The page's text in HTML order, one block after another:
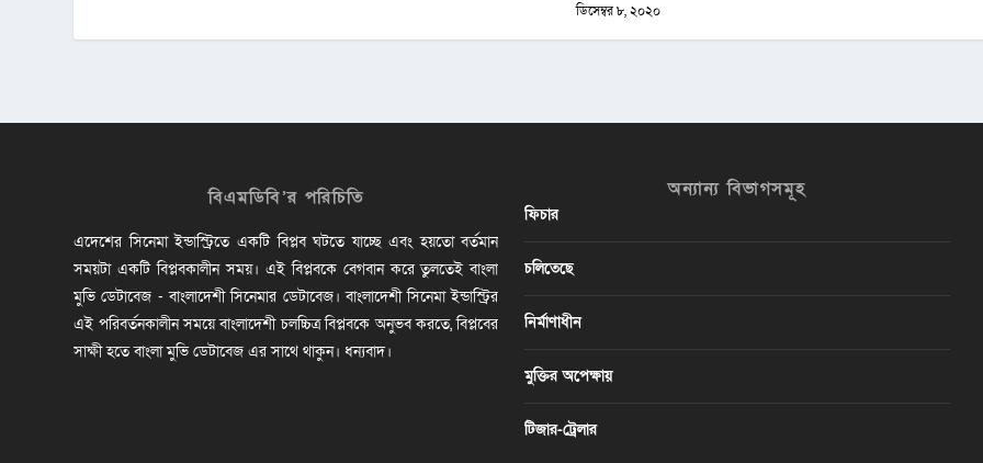
ডিসেম্বর ৮, ২০২০
বিএমডিবি’র পরিচিতি
এদেশের সিনেমা ইন্ডাস্ট্রিতে একটি বিপ্লব ঘটতে যাচ্ছে এবং হয়তো বর্তমান
সময়টা একটি বিপ্লবকালীন সময়। এই বিপ্লবকে বেগবান করে তুলতেই বাংলা
মুভি ডেটাবেজ - বাংলাদেশী সিনেমার ডেটাবেজ। বাংলাদেশী সিনেমা ইন্ডাস্ট্রির
এই পরিবর্তনকালীন সময়ে বাংলাদেশী চলচ্চিত্র বিপ্লবকে অনুভব করতে, বিপ্লবের
সাক্ষী হতে বাংলা মুভি ডেটাবেজ এর সাথে থাকুন। ধন্যবাদ।
অন্যান্য বিভাগসমূহ
ফিচার
চলিতেছে
নির্মাণাধীন
মুক্তির অপেক্ষায়
টিজার-ট্রেলার